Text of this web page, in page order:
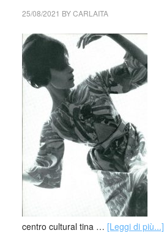
25/08/2021 BYCARLAITA
centro cultural tina … [Leggi di più...]